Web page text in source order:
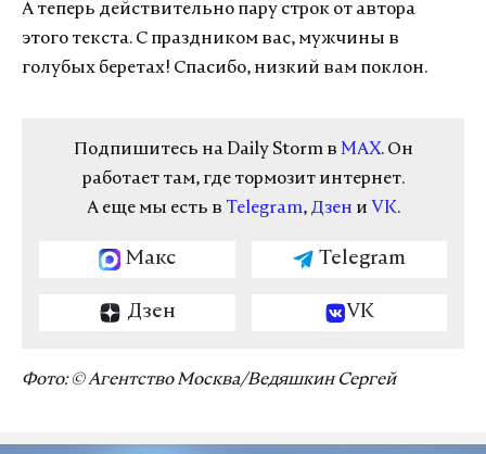
А теперь действительно пару строк от автора
этого текста. С праздником вас, мужчины в
голубых беретах! Спасибо, низкий вам поклон.
Подпишитесь на Daily Storm в MAX. Он
работает там, где тормозит интернет.
А еще мы есть в Telegram, Дзен и VK.
Макс Telegram
Дзен VK
Фото: © Агентство Москва/Ведяшкин Сергей